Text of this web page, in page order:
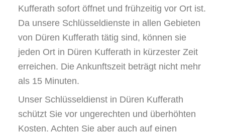
Kufferath sofort öffnet und frühzeitig vor Ort ist.
Da unsere Schlüsseldienste in allen Gebieten
von Düren Kufferath tätig sind, können sie
jeden Ort in Düren Kufferath in kürzester Zeit
erreichen. Die Ankunftszeit beträgt nicht mehr
als 15 Minuten.
Unser Schlüsseldienst in Düren Kufferath
schützt Sie vor ungerechten und überhöhten
Kosten. Achten Sie aber auch auf einen